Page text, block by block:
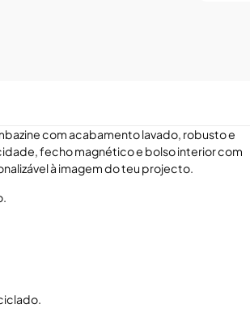
com acabamento lavado, robusto e
fecho magnético e bolso interior com
à imagem do teu projecto.